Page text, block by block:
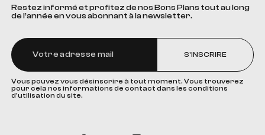
Restez informé et profitez de nos Bons Plans tout au long
de l’année en vous abonnant à la newsletter.
S'INSCRIRE
Vous pouvez vous désinscrire à tout moment. Vous trouverez
pour cela nos informations de contact dans les conditions
d'utilisation du site.